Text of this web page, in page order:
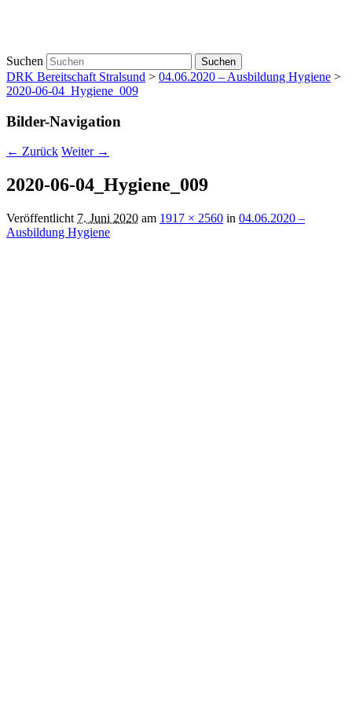
Suchen
DRK Bereitschaft Stralsund > 04.06.2020 – Ausbildung Hygiene >
2020-06-04_Hygiene_009
Bilder-Navigation
← Zurück Weiter →
2020-06-04_Hygiene_009
Veröffentlicht 7. Juni 2020 am 1917 × 2560 in 04.06.2020 –
Ausbildung Hygiene